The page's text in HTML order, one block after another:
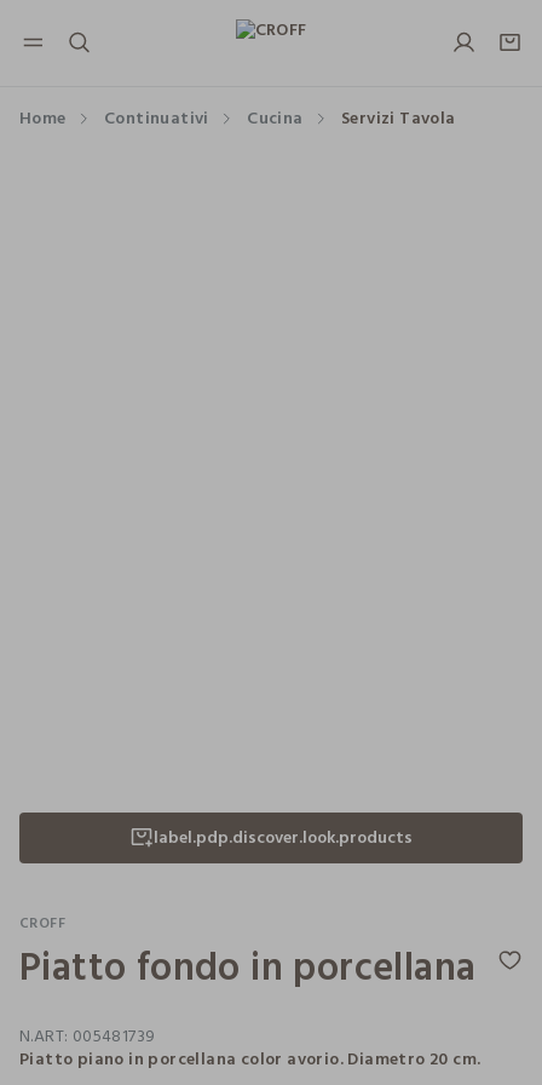
NAVIGATION.ARIA.GOTOMAINCONTENT
Home Continuativi Cucina Servizi Tavola
label.pdp.discover.look.products
CROFF
Piatto fondo in porcellana
N.ART: 005481739
Piatto piano in porcellana color avorio. Diametro 20 cm.